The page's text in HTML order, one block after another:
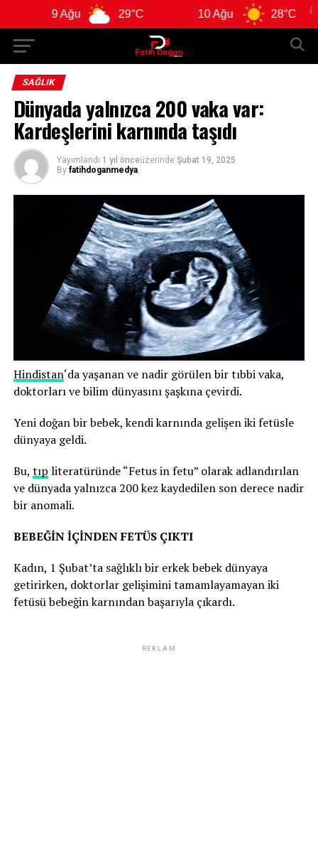
29°C 28°C 11
SAĞLIK
Dünyada yalnızca 200 vaka var:
Kardeşlerini karnında taşıdı
Yayımlandı 1 yıl önceüzerinde Şubat 19, 2025
By fatihdoganmedya
Hindistan‘da yaşanan ve nadir görülen bir tıbbi vaka,
doktorları ve bilim dünyasını şaşkına çevirdi.
Yeni doğan bir bebek, kendi karnında gelişen iki fetüsle
dünyaya geldi.
Bu, tıp literatüründe “Fetus in fetu” olarak adlandırılan
ve dünyada yalnızca 200 kez kaydedilen son derece nadir
bir anomali.
BEBEĞİN İÇİNDEN FETÜS ÇIKTI
Kadın, 1 Şubat’ta sağlıklı bir erkek bebek dünyaya
getirirken, doktorlar gelişimini tamamlayamayan iki
fetüsü bebeğin karnından başarıyla çıkardı.
REKLAM